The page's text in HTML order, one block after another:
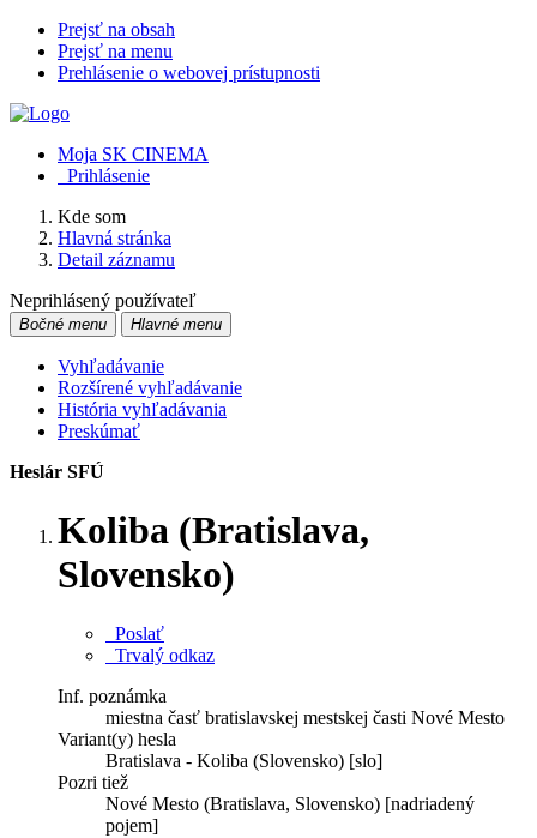
Prejsť na obsah
Prejsť na menu
Prehlásenie o webovej prístupnosti
Moja SK CINEMA
Prihlásenie
Kde som
Hlavná stránka
Detail záznamu
Neprihlásený používateľ
Bočné menu Hlavné menu
Vyhľadávanie
Rozšírené vyhľadávanie
História vyhľadávania
Preskúmať
Heslár SFÚ
Koliba (Bratislava,
Slovensko)
Poslať
Trvalý odkaz
Inf. poznámka
miestna časť bratislavskej mestskej časti Nové Mesto
Variant(y) hesla
Bratislava - Koliba (Slovensko) [slo]
Pozri tiež
Nové Mesto (Bratislava, Slovensko) [nadriadený
pojem]